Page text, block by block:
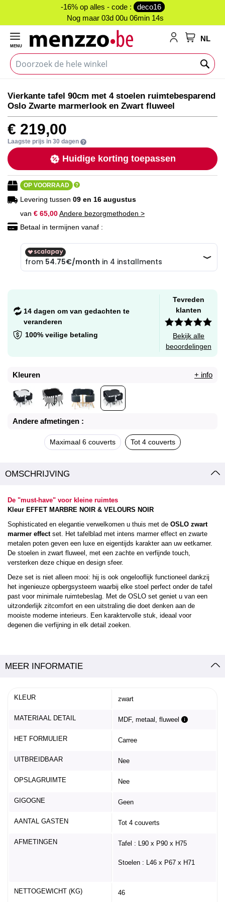
-16% op alles - code :
deco16
Nog maar 03d 00u 06min 14s
NL
MENU
naar
het
einde
van
de
afbeeldingen-
gallerij
naar
het
begin
van
de
afbeeldingen-
gallerij
Vierkante tafel 90cm met 4 stoelen ruimtebesparend
Oslo Zwarte marmerlook en Zwart fluweel
€ 219,00
Laagste prijs in 30 dagen
Huidige korting toepassen
OP VOORRAAD
Levering tussen 09 en 16 augustus
van € 65,00Andere bezorgmethoden >
Betaal in termijnen vanaf :
14 dagen om van gedachten te
veranderen
100% veilige betaling
Tevreden
klanten
Bekijk alle
beoordelingen
Kleuren + info
Andere afmetingen :
Maximaal 6 couverts Tot 4 couverts
OMSCHRIJVING
De "must-have" voor kleine ruimtes
Kleur EFFET MARBRE NOIR & VELOURS NOIR
Sophisticated en elegantie verwelkomen u thuis met de OSLO zwart
marmer effectset. Het tafelblad met intens marmer effect en zwarte
metalen poten geven een luxe en eigentijds karakter aan uw eetkamer.
De stoelen in zwart fluweel, met een zachte en verfijnde touch,
versterken deze chique en design sfeer.
Deze set is niet alleen mooi: hij is ook ongelooflijk functioneel dankzij
het ingenieuze opbergsysteem waarbij elke stoel perfect onder de tafel
past voor minimale ruimtebeslag. Met de OSLO set geniet u van een
uitzonderlijk zitcomfort en een uitstraling die doet denken aan de
mooiste moderne interieurs. Een karaktervolle stuk, ideaal voor
degenen die verfijning in elk detail zoeken.
MEER INFORMATIE
KLEUR zwart
MATERIAAL DETAIL MDF, metaal, fluweel
HET FORMULIER Carree
UITBREIDBAAR Nee
OPSLAGRUIMTE Nee
GIGOGNE Geen
AANTAL GASTEN Tot 4 couverts
AFMETINGEN Tafel : L90 x P90 x H75
Stoelen : L46 x P67 x H71
NETTOGEWICHT (KG) 46